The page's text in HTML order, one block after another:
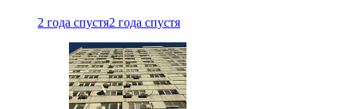
2 года спустя2 года спустя